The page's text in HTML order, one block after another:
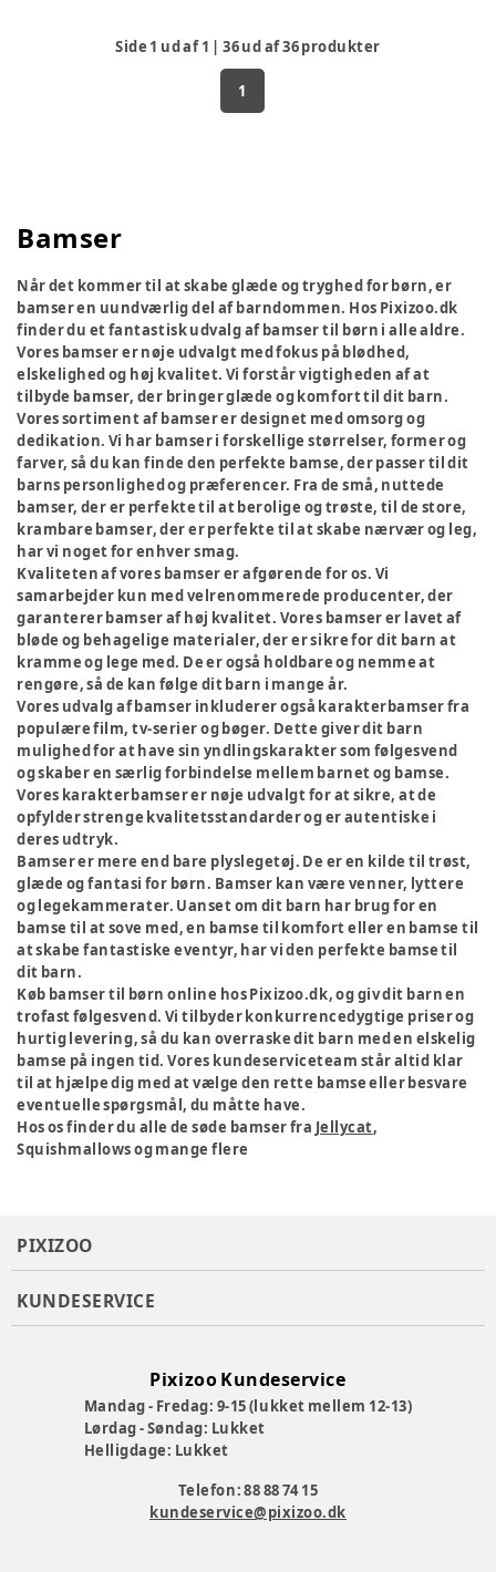
Side 1 ud af1 |36ud af36produkter
1
Bamser
Når det kommer til at skabe glæde og tryghed for børn, er
bamser en uundværlig del af barndommen. Hos Pixizoo.dk
finder du et fantastisk udvalg af bamser til børn i alle aldre.
Vores bamser er nøje udvalgt med fokus på blødhed,
elskelighed og høj kvalitet. Vi forstår vigtigheden af at
tilbyde bamser, der bringer glæde og komfort til dit barn.
Vores sortiment af bamser er designet med omsorg og
dedikation. Vi har bamser i forskellige størrelser, former og
farver, så du kan finde den perfekte bamse, der passer til dit
barns personlighed og præferencer. Fra de små, nuttede
bamser, der er perfekte til at berolige og trøste, til de store,
krambare bamser, der er perfekte til at skabe nærvær og leg,
har vi noget for enhver smag.
Kvaliteten af vores bamser er afgørende for os. Vi
samarbejder kun med velrenommerede producenter, der
garanterer bamser af høj kvalitet. Vores bamser er lavet af
bløde og behagelige materialer, der er sikre for dit barn at
kramme og lege med. De er også holdbare og nemme at
rengøre, så de kan følge dit barn i mange år.
Vores udvalg af bamser inkluderer også karakterbamser fra
populære film, tv-serier og bøger. Dette giver dit barn
mulighed for at have sin yndlingskarakter som følgesvend
og skaber en særlig forbindelse mellem barnet og bamse.
Vores karakterbamser er nøje udvalgt for at sikre, at de
opfylder strenge kvalitetsstandarder og er autentiske i
deres udtryk.
Bamser er mere end bare plyslegetøj. De er en kilde til trøst,
glæde og fantasi for børn. Bamser kan være venner, lyttere
og legekammerater. Uanset om dit barn har brug for en
bamse til at sove med, en bamse til komfort eller en bamse til
at skabe fantastiske eventyr, har vi den perfekte bamse til
dit barn.
Køb bamser til børn online hos Pixizoo.dk, og giv dit barn en
trofast følgesvend. Vi tilbyder konkurrencedygtige priser og
hurtig levering, så du kan overraske dit barn med en elskelig
bamse på ingen tid. Vores kundeserviceteam står altid klar
til at hjælpe dig med at vælge den rette bamse eller besvare
eventuelle spørgsmål, du måtte have.
Hos os finder du alle de søde bamser fra Jellycat,
Squishmallows og mange flere
PIXIZOO
KUNDESERVICE
Pixizoo Kundeservice
Mandag - Fredag: 9-15 (lukket mellem 12-13)
Lørdag - Søndag: Lukket
Helligdage: Lukket
Telefon: 88 88 74 15
kundeservice@pixizoo.dk